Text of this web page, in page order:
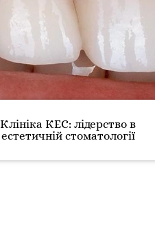
Клініка КЕС: лідерство в
естетичній стоматології